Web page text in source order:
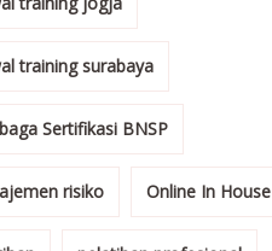
training surabaya
Sertifikasi BNSP
risiko Online In House